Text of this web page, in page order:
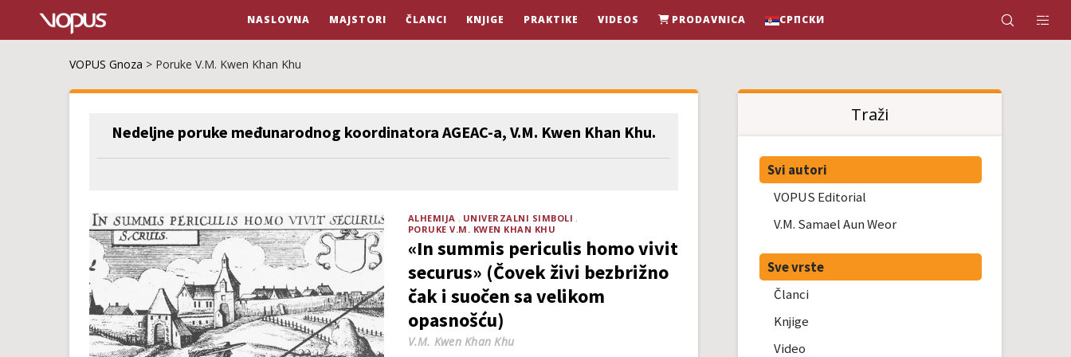
NASLOVNA MAJSTORI ČLANCI KNJIGE PRAKTIKE VIDEOS PRODAVNICA СРПСКИ
VOPUS Gnoza > Poruke V.M. Kwen Khan Khu
Nedeljne poruke međunarodnog koordinatora AGEAC-a, V.M. Kwen Khan Khu.
ALHEMIJA
UNIVERZALNI SIMBOLI
PORUKE V.M. KWEN KHAN KHU
«In summis periculis homo vivit
securus» (Čovek živi bezbrižno
čak i suočen sa velikom
opasnošću)
V.M. Kwen Khan Khu
Traži
Svi autori
VOPUS Editorial
V.M. Samael Aun Weor
Sve vrste
Članci
Knjige
Video